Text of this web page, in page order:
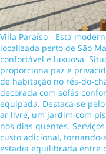
Villa Paraíso - Esta
localizada perto de São
confortável e luxuosa.
proporciona paz e
de habitação no rés-do-
decorada com sofás
equipada. Destaca-se
ar livre, um jardim com
nos dias quentes.
custo adicional,
estadia equilibrada entre